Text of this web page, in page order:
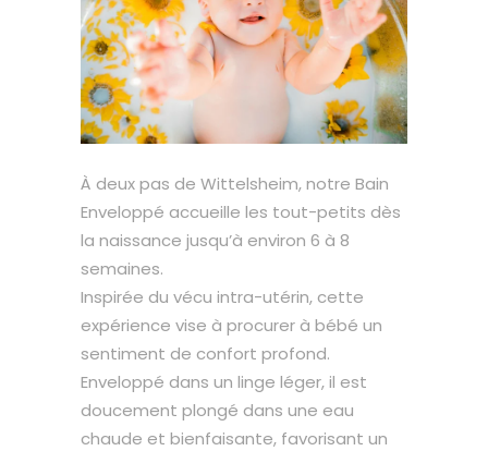
À deux pas de Wittelsheim, notre Bain
Enveloppé accueille les tout-petits dès
la naissance jusqu’à environ 6 à 8
semaines.
Inspirée du vécu intra-utérin, cette
expérience vise à procurer à bébé un
sentiment de confort profond.
Enveloppé dans un linge léger, il est
doucement plongé dans une eau
chaude et bienfaisante, favorisant un